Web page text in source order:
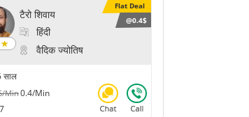
ऑरेकल कार्ड रीडिंग, अंक ज्योतिष
Flat Deal
@0.4$
टैरो शिवाय
हिंदी
वैदिक ज्योतिष
साल
Min0.4/Min